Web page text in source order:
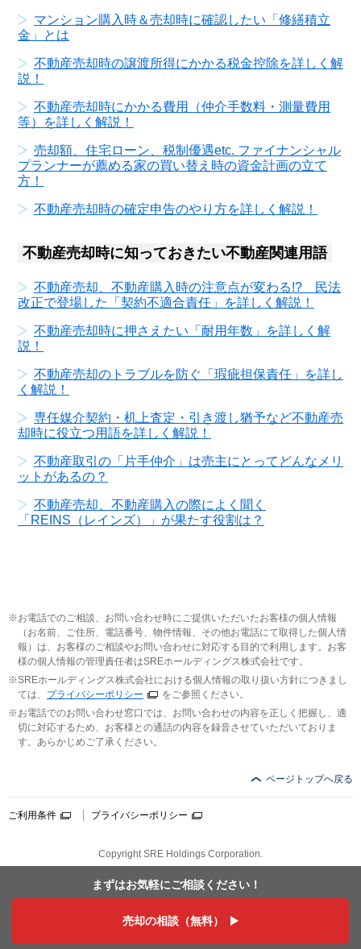
まずはお気軽にご相談ください！
売却の相談（無料）
マンション購入時＆売却時に確認したい「修繕積立
金」とは
不動産売却時の譲渡所得にかかる税金控除を詳しく解
説！
不動産売却時にかかる費用（仲介手数料・測量費用
等）を詳しく解説！
売却額、住宅ローン、税制優遇etc. ファイナンシャル
プランナーが薦める家の買い替え時の資金計画の立て
方！
不動産売却時の確定申告のやり方を詳しく解説！
不動産売却時に知っておきたい不動産関連用語
不動産売却、不動産購入時の注意点が変わる!? 民法
改正で登場した「契約不適合責任」を詳しく解説！
不動産売却時に押さえたい「耐用年数」を詳しく解
説！
不動産売却のトラブルを防ぐ「瑕疵担保責任」を詳し
く解説！
専任媒介契約・机上査定・引き渡し猶予など不動産売
却時に役立つ用語を詳しく解説！
不動産取引の「片手仲介」は売主にとってどんなメリ
ットがあるの？
不動産売却、不動産購入の際によく聞く
「REINS（レインズ）」が果たす役割は？
お電話でのご相談、お問い合わせ時にご提供いただいたお客様の個人情報
（お名前、ご住所、電話番号、物件情報、その他お電話にて取得した個人情
報）は、お客様のご相談やお問い合わせに対応する目的で利用します。お客
様の個人情報の管理責任者はSREホールディングス株式会社です。
SREホールディングス株式会社における個人情報の取り扱い方針につきまし
ては、 プライバシーポリシー
をご参照ください。
お電話でのお問い合わせ窓口では、お問い合わせの内容を正しく把握し、適
切に対応するため、お客様との通話の内容を録音させていただいておりま
す。あらかじめご了承ください。
ページトップへ戻る
ご利用条件 プライバシーポリシー
Copyright SRE Holdings Corporation.